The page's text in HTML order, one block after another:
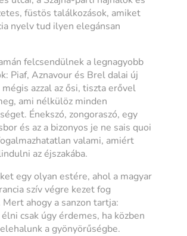
füstös találkozások, amiket
nyelv tud ilyen elegánsan
felcsendülnek a legnagyobb
Piaf, Aznavour és Brel dalai új
azzal az ősi, tiszta erővel
ami nélkülöz minden
Énekszó, zongoraszó, egy
és az a bizonyos je ne sais quoi
valami, amiért
az éjszakába.
egy olyan estére, ahol a magyar
szív végre kezet fog
ahogy a sanzon tartja:
csak úgy érdemes, ha közben
a gyönyörűségbe.